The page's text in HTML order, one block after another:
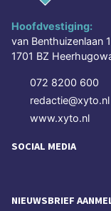
Hoofdvestiging:
van Benthuizenlaan 1
1701 BZ
072 8200 600
redactie@xyto.nl
www.xyto.nl
SOCIAL MEDIA
NIEUWSBRIEF